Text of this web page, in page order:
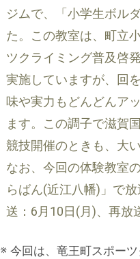
ジムで、「小学生ボル
た。この教室は、町立
ツクライミング普及啓
実施していますが、回
味や実力もどんどんア
ます。この調子で滋賀
競技開催のときも、大
なお、今回の体験教室
らばん(近江八幡)」で
送：6月10日(月)、再放
今回は、竜王町スポー